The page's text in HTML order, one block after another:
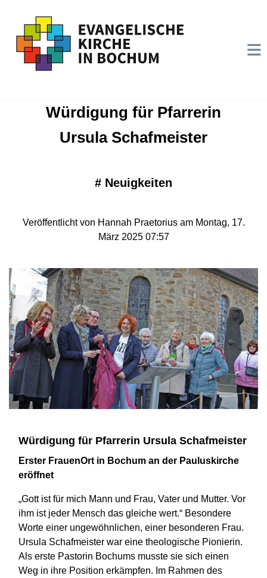
Würdigung für Pfarrerin
Ursula Schafmeister
# Neuigkeiten
Veröffentlicht von Hannah Praetorius am Montag, 17.
März 2025 07:57
Würdigung für Pfarrerin Ursula Schafmeister
Erster FrauenOrt in Bochum an der Pauluskirche
eröffnet
„Gott ist für mich Mann und Frau, Vater und Mutter. Vor
ihm ist jeder Mensch das gleiche wert.“ Besondere
Worte einer ungewöhnlichen, einer besonderen Frau.
Ursula Schafmeister war eine theologische Pionierin.
Als erste Pastorin Bochums musste sie sich einen
Weg in ihre Position erkämpfen. Im Rahmen des